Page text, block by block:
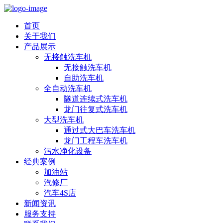
首页
关于我们
产品展示
无接触洗车机
无接触洗车机
自助洗车机
全自动洗车机
隧道连续式洗车机
龙门往复式洗车机
大型洗车机
通过式大巴车洗车机
龙门工程车洗车机
污水净化设备
经典案例
加油站
汽修厂
汽车4S店
新闻资讯
服务支持